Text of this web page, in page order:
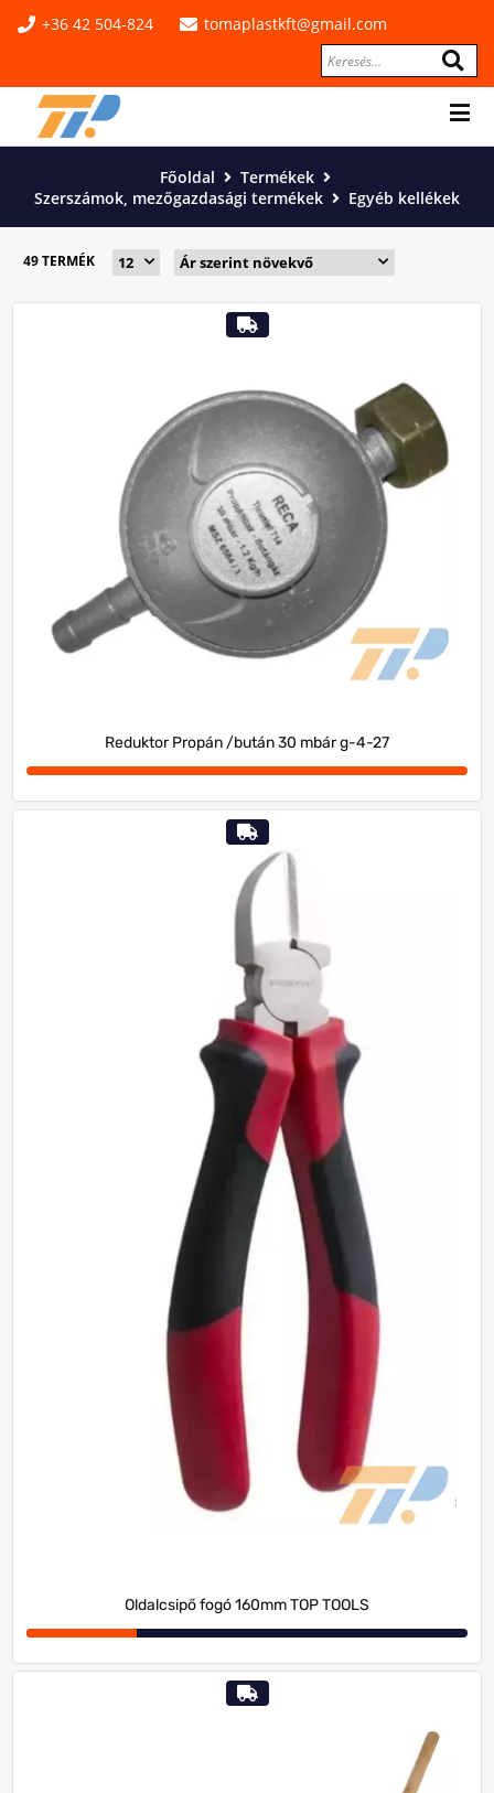
+36 42 504-824 tomaplastkft@gmail.com
Főoldal
Termékek
Szerszámok, mezőgazdasági termékek
Egyéb kellékek
49 TERMÉK
Reduktor Propán /bután 30 mbár g-4-27
Oldalcsipő fogó 160mm TOP TOOLS